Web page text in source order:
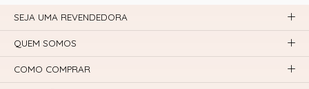
SEJA UMA REVENDEDORA
QUEM SOMOS
COMO COMPRAR